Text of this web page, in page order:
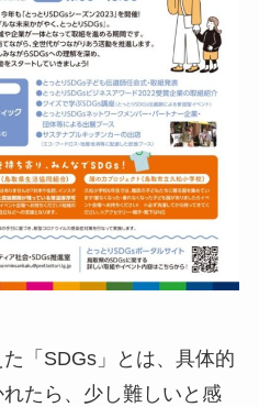
「SDGs」とは、具体的
たら、少し難しいと感